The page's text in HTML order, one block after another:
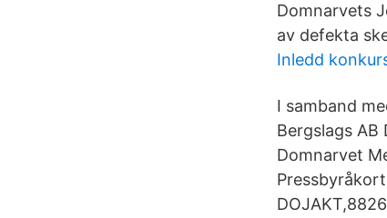
Domnarvets
av defekta
Inledd
I samband
Bergslags
Domnarvet
Pressbyråkort